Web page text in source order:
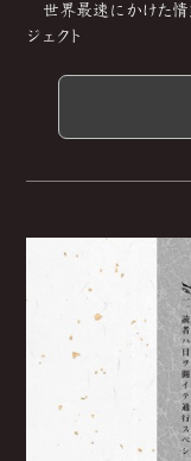
世界最速にかけた情
ジェクト